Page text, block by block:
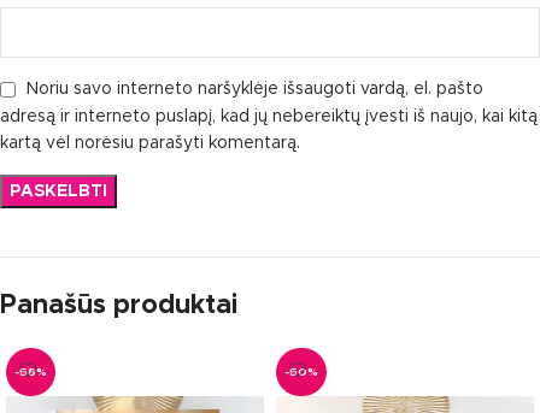
Noriu savo interneto naršyklėje išsaugoti vardą, el. pašto
adresą ir interneto puslapį, kad jų nebereiktų įvesti iš naujo, kai kitą
kartą vėl norėsiu parašyti komentarą.
Panašūs produktai
-58% -50%